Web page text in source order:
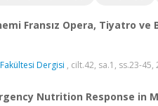
Fransız Opera, Tiyatro ve
Dergisi , cilt.42, sa.1, ss.23-45,
Nutrition Response in